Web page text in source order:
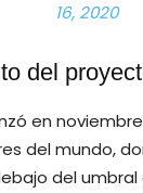
16, 2020
del
en
del mundo,
del umbral